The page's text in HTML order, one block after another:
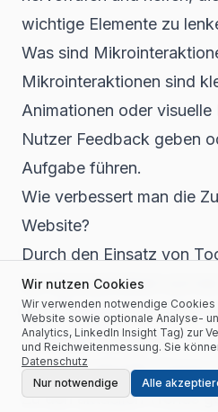
wichtige Elemente zu
Was sind
Mikrointeraktionen sind
Animationen oder
Nutzer Feedback geben
Aufgabe führen.
Wie verbessert man die
Website?
Durch den Einsatz von
der Barrierefreiheit und
Best Practices wie
und klare Navigation.
Was sind aktuelle Trends
Zu den aktuellen Trends
Wir nutzen Cookies
Wir verwenden notwendige
Website sowie optionale Analyse-
Analytics, LinkedIn Insight Tag) zur
und Reichweitenmessung. Sie
Datenschutz
Nur notwendige
Alle